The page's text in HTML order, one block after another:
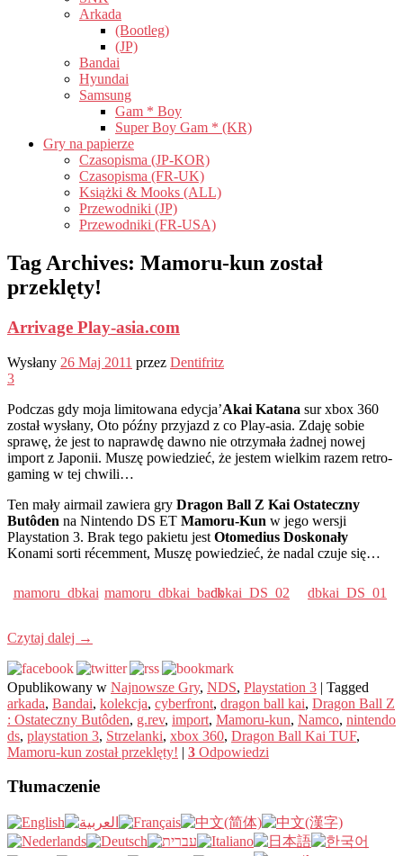
Arkada
(Bootleg)
(JP)
Bandai
Hyundai
Samsung
Gam * Boy
Super Boy Gam * (KR)
Gry na papierze
Czasopisma (JP-KOR)
Czasopisma (FR-UK)
Książki & Mooks (ALL)
Przewodniki (JP)
Przewodniki (FR-USA)
Tag Archives: Mamoru-kun został
przeklęty!
Arrivage Play-asia.com
Wysłany 26 Maj 2011 przez Dentifritz
3
Podczas gdy moja limitowana edycja’Akai Katana sur xbox 360
został wysłany, Oto późny przyjazd z co Play-asia. Zdaję sobie
sprawę, że jest to naprawdę dawno nie otrzymała żadnej nowej
import z Japonii. Muszę powiedzieć, że jestem wielkim razem retro-
gaming w tej chwili…
Ten mały airmail zawiera gry Dragon Ball Z Kai Ostateczny
Butôden na Nintendo DS ET Mamoru-Kun w jego wersji
Playstation 3. Brak tego pakietu jest Otomedius Doskonały
Konami sorti récemment, Muszę powiedzieć, że nadal czuje się…
mamoru_dbkai mamoru_dbkai_backdbkai_DS_02 dbkai_DS_01
Czytaj dalej →
Opublikowany w Najnowsze Gry, NDS, Playstation 3 | Tagged
arkada, Bandai, kolekcja, cyberfront, dragon ball kai, Dragon Ball Z
: Ostateczny Butôden, g.rev, import, Mamoru-kun, Namco, nintendo
ds, playstation 3, Strzelanki, xbox 360, Dragon Ball Kai TUF,
Mamoru-kun został przeklęty! | 3 Odpowiedzi
Tłumaczenie